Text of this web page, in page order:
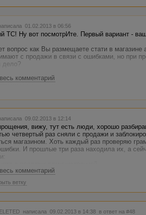
01.02.2013 в 06:56
ТС! Ну вот посмотрИте. Первый вариант -
вопрос как Вы размещаете стати в магазине
с продажи в связи с ошибками, но при
дело?
вопрос: как вы размещаете статьи в
с продажи в связи с ошибками. Но при
дело?
комментарий
09.02.2013 в 12:14
вижу, тут есть люди, хорошо
четвертый раз сняли с продажи и
магазином. Хоть каждый раз проверяю
И прошлые три раза находила их, а
ошибки.
такого способа ухода за кожей в том,
в верхнем слое кожи совершенно без
за помощь!
комментарий
ветку
написала 09.02.2013 в 14:38 в ответ на #48